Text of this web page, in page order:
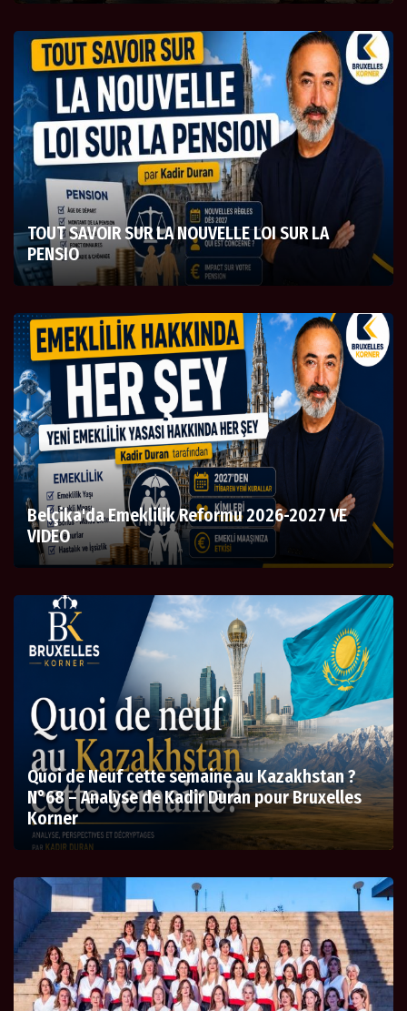
TOUT SAVOIR SUR LA NOUVELLE LOI SUR LA
PENSIO
Belçika'da Emeklilik Reformu 2026-2027 VE
VIDEO
Quoi de Neuf cette semaine au Kazakhstan ?
N°68 – Analyse de Kadir Duran pour Bruxelles
Korner